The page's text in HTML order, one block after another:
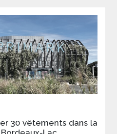
30 vêtements dans la